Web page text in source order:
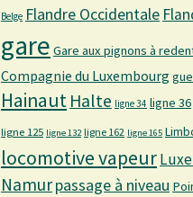
Belge Flandre Occidentale
gare Gare aux pignons à
Compagnie du Luxembourg
Hainaut Halte ligne 34 ligne 36
ligne 125 ligne 132 ligne 162 ligne 165
locomotive vapeur
Namurpassage à niveau